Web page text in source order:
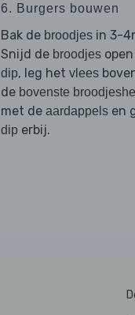
6. Burgers bouwen
Bak de broodjes in 3-
Snijd de broodjes
dip, leg het vlees
de bovenste
met de aardappels en
dip erbij.